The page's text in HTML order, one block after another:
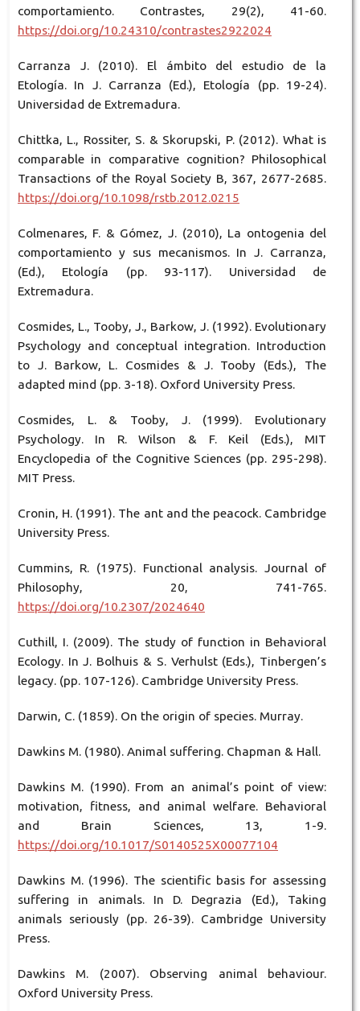
comportamiento. Contrastes, 29(2), 41-60.
https://doi.org/10.24310/contrastes2922024
Carranza J. (2010). El ámbito del estudio de la
Etología. In J. Carranza (Ed.), Etología (pp. 19-24).
Universidad de Extremadura.
Chittka, L., Rossiter, S. & Skorupski, P. (2012). What is
comparable in comparative cognition? Philosophical
Transactions of the Royal Society B, 367, 2677-2685.
https://doi.org/10.1098/rstb.2012.0215
Colmenares, F. & Gómez, J. (2010), La ontogenia del
comportamiento y sus mecanismos. In J. Carranza,
(Ed.), Etología (pp. 93-117). Universidad de
Extremadura.
Cosmides, L., Tooby, J., Barkow, J. (1992). Evolutionary
Psychology and conceptual integration. Introduction
to J. Barkow, L. Cosmides & J. Tooby (Eds.), The
adapted mind (pp. 3-18). Oxford University Press.
Cosmides, L. & Tooby, J. (1999). Evolutionary
Psychology. In R. Wilson & F. Keil (Eds.), MIT
Encyclopedia of the Cognitive Sciences (pp. 295-298).
MIT Press.
Cronin, H. (1991). The ant and the peacock. Cambridge
University Press.
Cummins, R. (1975). Functional analysis. Journal of
Philosophy, 20, 741-765.
https://doi.org/10.2307/2024640
Cuthill, I. (2009). The study of function in Behavioral
Ecology. In J. Bolhuis & S. Verhulst (Eds.), Tinbergen’s
legacy. (pp. 107-126). Cambridge University Press.
Darwin, C. (1859). On the origin of species. Murray.
Dawkins M. (1980). Animal suffering. Chapman & Hall.
Dawkins M. (1990). From an animal’s point of view:
motivation, fitness, and animal welfare. Behavioral
and Brain Sciences, 13, 1-9.
https://doi.org/10.1017/S0140525X00077104
Dawkins M. (1996). The scientific basis for assessing
suffering in animals. In D. Degrazia (Ed.), Taking
animals seriously (pp. 26-39). Cambridge University
Press.
Dawkins M. (2007). Observing animal behaviour.
Oxford University Press.